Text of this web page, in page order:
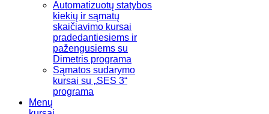
Automatizuotų statybos
kiekių ir sąmatų
skaičiavimo kursai
pradedantiesiems ir
pažengusiems su
Dimetris programa
Sąmatos sudarymo
kursai su „SES 3“
programa
Menų